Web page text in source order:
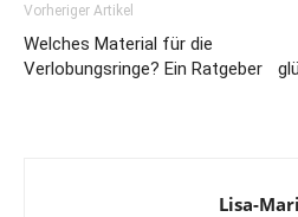
Vorheriger Artikel
Welches Material für die
Verlobungsringe? Ein Ratgeber
Lisa-